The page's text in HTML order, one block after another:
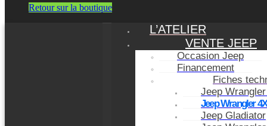
Retour sur la boutique
L’ATELIER
VENTE JEEP
Occasion Jeep
Financement
Fiches
Jeep
Jeep Wrangler
Jeep Gladiator